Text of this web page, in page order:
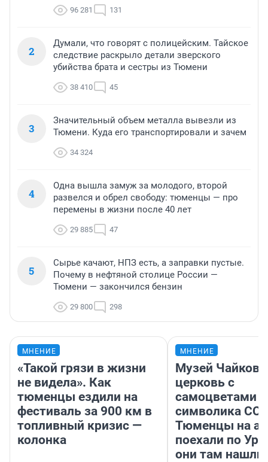
96 281 131
2
Думали, что говорят с полицейским. Тайское
следствие раскрыло детали зверского
убийства брата и сестры из Тюмени
38 410 45
3
Значительный объем металла вывезли из
Тюмени. Куда его транспортировали и зачем
34 324
4
Одна вышла замуж за молодого, второй
развелся и обрел свободу: тюменцы — про
перемены в жизни после 40 лет
29 885 47
5
Сырье качают, НПЗ есть, а заправки пустые.
Почему в нефтяной столице России —
Тюмени — закончился бензин
29 800 298
МНЕНИЕ
«Такой грязи в жизни
не видела». Как
тюменцы ездили на
фестиваль за 900 км в
топливный кризис —
колонка
МНЕНИЕ
Музей
церковь с
самоцветами
символика
Тюменцы на
поехали по
они там нашли